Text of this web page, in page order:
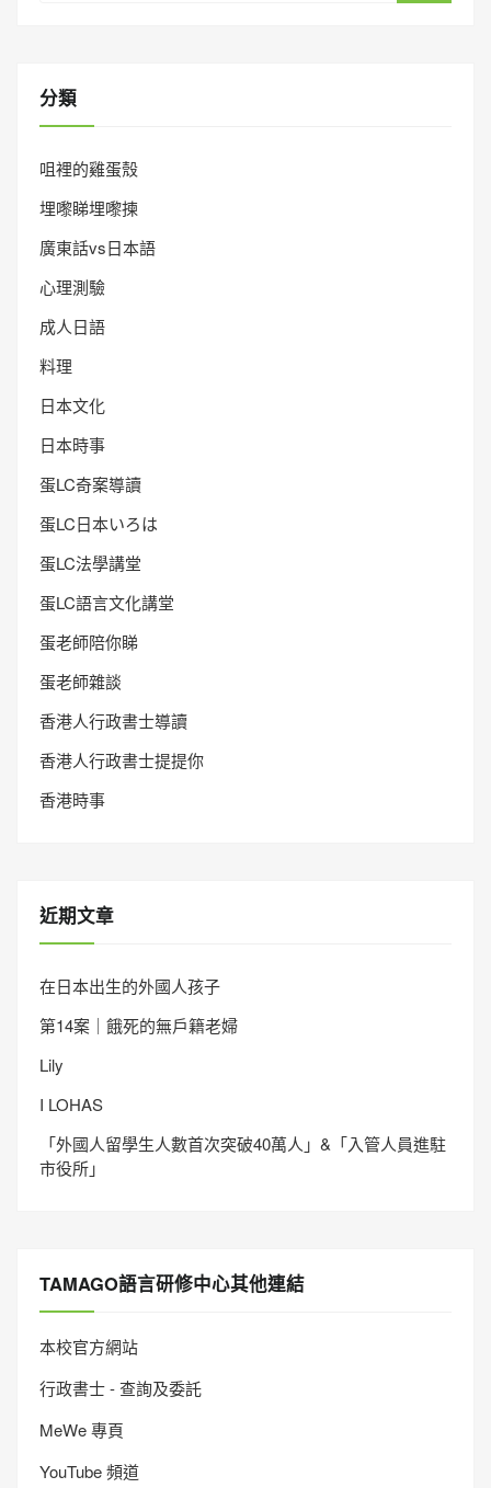
分類
咀裡的雞蛋殼
埋嚟睇埋嚟揀
廣東話vs日本語
心理測驗
成人日語
料理
日本文化
日本時事
蛋LC奇案導讀
蛋LC日本いろは
蛋LC法學講堂
蛋LC語言文化講堂
蛋老師陪你睇
蛋老師雜談
香港人行政書士導讀
香港人行政書士提提你
香港時事
近期文章
在日本出生的外國人孩子
第14案｜餓死的無戶籍老婦
Lily
I LOHAS
「外國人留學生人數首次突破40萬人」&「入管人員進駐
市役所」
TAMAGO語言研修中心其他連結
本校官方網站
行政書士 - 查詢及委託
MeWe 專頁
YouTube 頻道